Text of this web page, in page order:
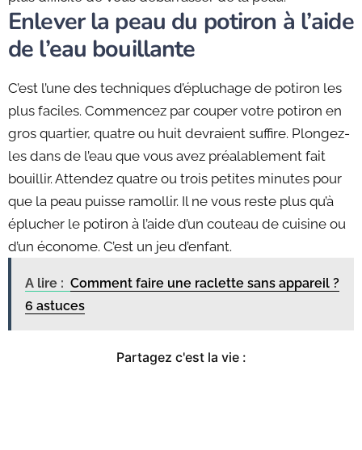
Enlever la peau du potiron à l’aide
de l’eau bouillante
C’est l’une des techniques d’épluchage de potiron les
plus faciles. Commencez par couper votre potiron en
gros quartier, quatre ou huit devraient suffire. Plongez-
les dans de l’eau que vous avez préalablement fait
bouillir. Attendez quatre ou trois petites minutes pour
que la peau puisse ramollir. Il ne vous reste plus qu’à
éplucher le potiron à l’aide d’un couteau de cuisine ou
d’un économe. C’est un jeu d’enfant.
A lire : Comment faire une raclette sans appareil ?
6 astuces
Partagez c'est la vie :